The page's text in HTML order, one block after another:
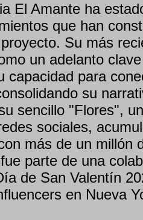
El Amante ha
que han
Su más
un adelanto
capacidad para
su
sencillo "Flores",
sociales,
más de un millón
parte de una
de San Valentín
en Nueva